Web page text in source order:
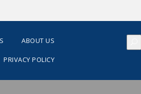
ABOUT US
PRIVACY POLICY